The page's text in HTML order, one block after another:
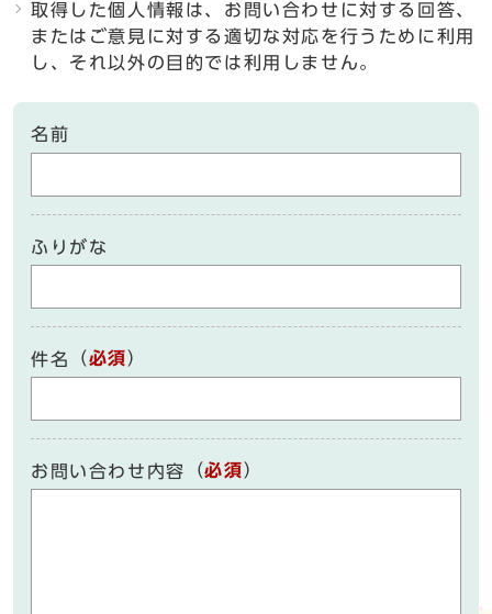
取得した個人情報は、お問い合わせに対する回答、
またはご意見に対する適切な対応を行うために利用
し、それ以外の目的では利用しません。
名前
ふりがな
件名 （必須）
お問い合わせ内容 （必須）